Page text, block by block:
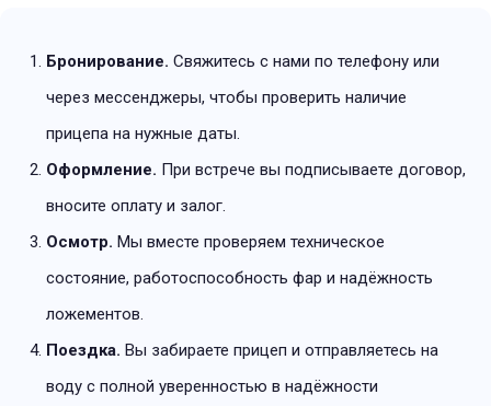
Бронирование. Свяжитесь с нами по телефону или
через мессенджеры, чтобы проверить наличие
прицепа на нужные даты.
Оформление. При встрече вы подписываете договор,
вносите оплату и залог.
Осмотр. Мы вместе проверяем техническое
состояние, работоспособность фар и надёжность
ложементов.
Поездка. Вы забираете прицеп и отправляетесь на
воду с полной уверенностью в надёжности